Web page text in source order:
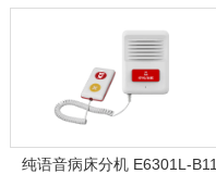
纯语音病床分机 E6301L-B11